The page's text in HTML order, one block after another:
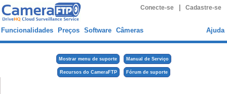
Conecte-se Cadastre-se
Funcionalidades Preços Software Câmeras Ajuda
Mostrar menu de suporte Manual de Serviço
Recursos do CameraFTP Fórum de suporte